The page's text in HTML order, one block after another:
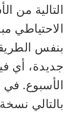
التالية من
الاحتياطي
بنفس
جديدة، أي
الأسبوع. في
بالتالي